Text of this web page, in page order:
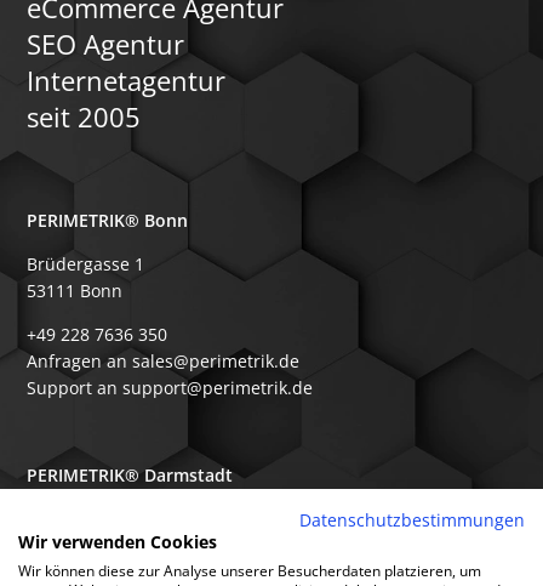
eCommerce Agentur
SEO Agentur
Internetagentur
seit 2005
PERIMETRIK® Bonn
Brüdergasse 1
53111 Bonn
+49 228 7636 350
Anfragen an sales@perimetrik.de
Support an support@perimetrik.de
PERIMETRIK® Darmstadt
64367 Mühltal
Datenschutzbestimmungen
Wir verwenden Cookies
Wir können diese zur Analyse unserer Besucherdaten platzieren, um